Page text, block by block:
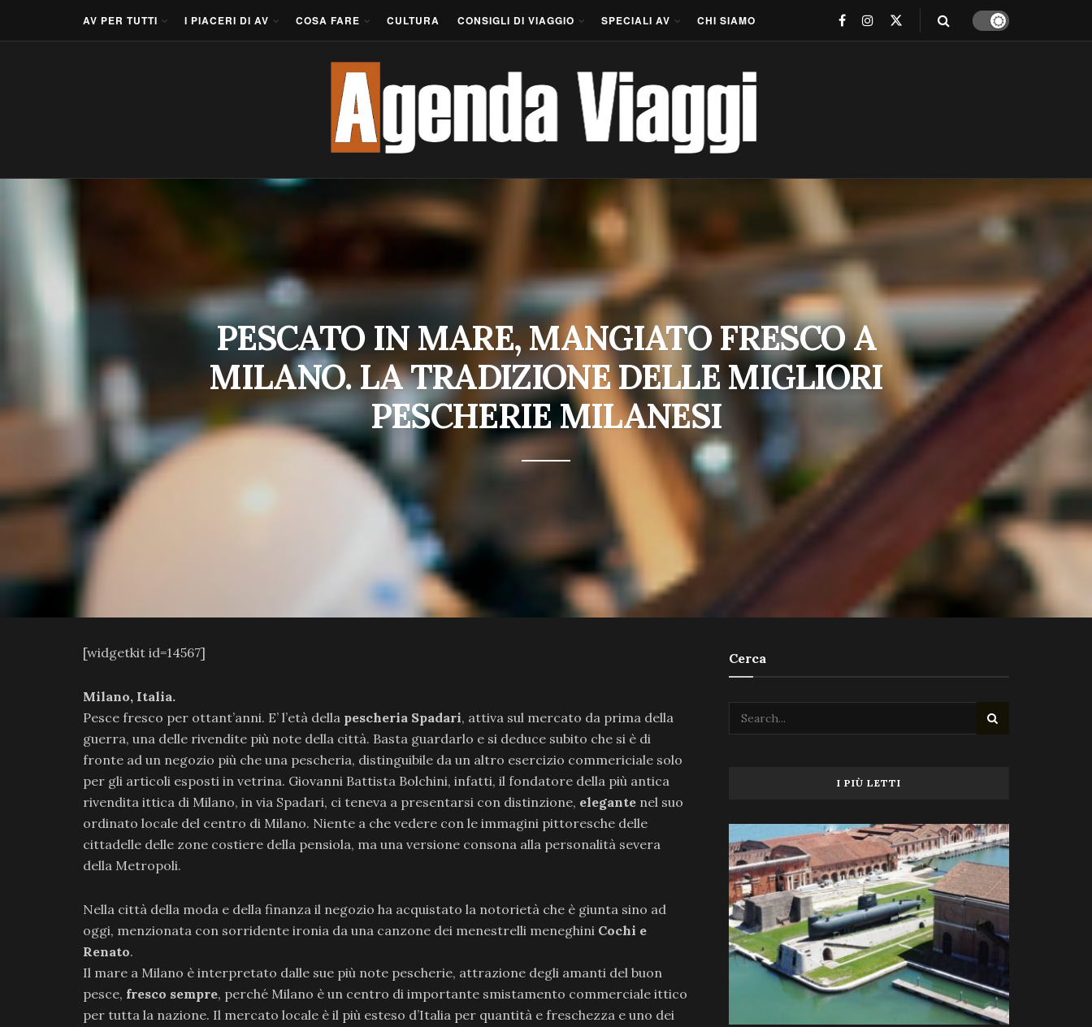
AV PER TUTTI I PIACERI DI AV COSA FARE CULTURA CONSIGLI DI VIAGGIO SPECIALI AV CHI SIAMO
PESCATO IN MARE, MANGIATO FRESCO A
MILANO. LA TRADIZIONE DELLE MIGLIORI
PESCHERIE MILANESI
[widgetkit id=14567]
Milano, Italia.
Pesce fresco per ottant’anni. E’ l’età della pescheria Spadari, attiva sul mercato da prima della
guerra, una delle rivendite più note della città. Basta guardarlo e si deduce subito che si è di
fronte ad un negozio più che una pescheria, distinguibile da un altro esercizio commericiale solo
per gli articoli esposti in vetrina. Giovanni Battista Bolchini, infatti, il fondatore della più antica
rivendita ittica di Milano, in via Spadari, ci teneva a presentarsi con distinzione, elegante nel suo
ordinato locale del centro di Milano. Niente a che vedere con le immagini pittoresche delle
cittadelle delle zone costiere della pensiola, ma una versione consona alla personalità severa
della Metropoli.
Nella città della moda e della finanza il negozio ha acquistato la notorietà che è giunta sino ad
oggi, menzionata con sorridente ironia da una canzone dei menestrelli meneghini Cochi e
Renato.
Il mare a Milano è interpretato dalle sue più note pescherie, attrazione degli amanti del buon
pesce, fresco sempre, perché Milano è un centro di importante smistamento commerciale ittico
per tutta la nazione. Il mercato locale è il più esteso d’Italia per quantità e freschezza e uno dei
Cerca
I PIÙ LETTI